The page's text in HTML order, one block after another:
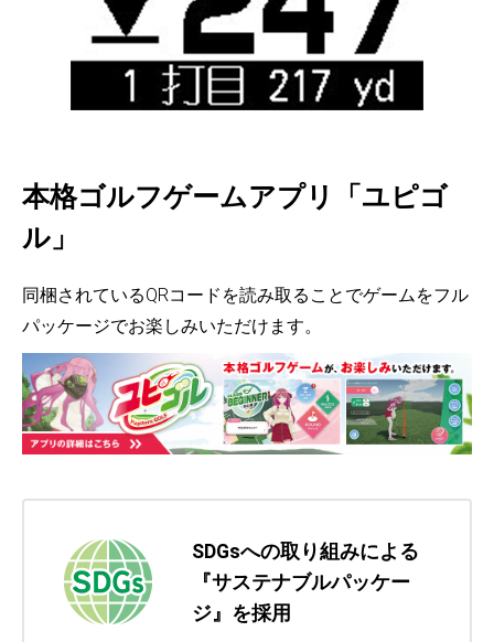
本格ゴルフゲームアプリ「ユピゴ
ル」
同梱されているQRコードを読み取ることでゲームをフル
パッケージでお楽しみいただけます。
SDGsへの取り組みによる
『サステナブルパッケー
ジ』を採用